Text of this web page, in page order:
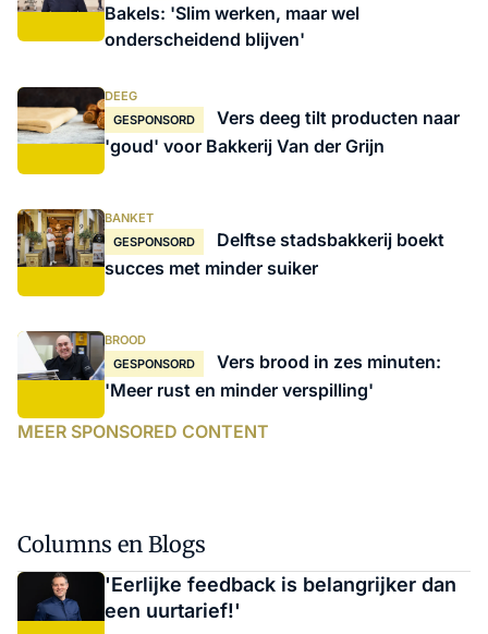
Bakels: 'Slim werken, maar wel
onderscheidend blijven'
DEEG
GESPONSORD
Vers deeg tilt producten naar
'goud' voor Bakkerij Van der Grijn
BANKET
GESPONSORD
Delftse stadsbakkerij boekt
succes met minder suiker
BROOD
GESPONSORD
Vers brood in zes minuten:
'Meer rust en minder verspilling'
MEER SPONSORED CONTENT
Columns en Blogs
'Eerlijke feedback is belangrijker dan
een uurtarief!'